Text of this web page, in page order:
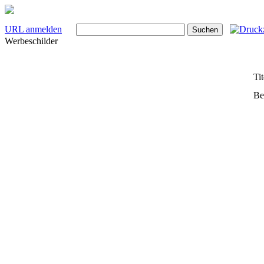
URL anmelden
Werbeschilder